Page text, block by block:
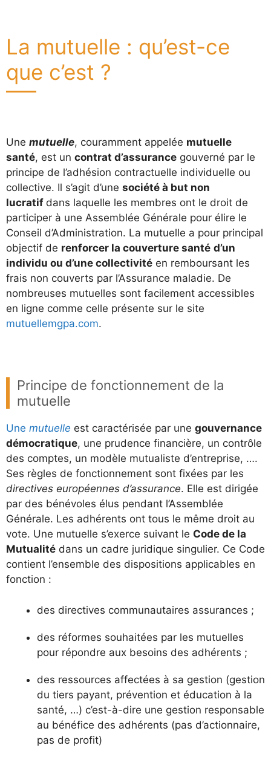
La mutuelle : qu’est-ce
que c’est ?
Une mutuelle, couramment appelée mutuelle
santé, est un contrat d’assurance gouverné par le
principe de l’adhésion contractuelle individuelle ou
collective. Il s’agit d’une société à but non
lucratif dans laquelle les membres ont le droit de
participer à une Assemblée Générale pour élire le
Conseil d’Administration. La mutuelle a pour principal
objectif de renforcer la couverture santé d’un
individu ou d’une collectivité en remboursant les
frais non couverts par l’Assurance maladie. De
nombreuses mutuelles sont facilement accessibles
en ligne comme celle présente sur le site
mutuellemgpa.com.
Principe de fonctionnement de la
mutuelle
Une mutuelle est caractérisée par une gouvernance
démocratique, une prudence financière, un contrôle
des comptes, un modèle mutualiste d’entreprise, ….
Ses règles de fonctionnement sont fixées par les
directives européennes d’assurance. Elle est dirigée
par des bénévoles élus pendant l’Assemblée
Générale. Les adhérents ont tous le même droit au
vote. Une mutuelle s’exerce suivant le Code de la
Mutualité dans un cadre juridique singulier. Ce Code
contient l’ensemble des dispositions applicables en
fonction :
des directives communautaires assurances ;
des réformes souhaitées par les mutuelles
pour répondre aux besoins des adhérents ;
des ressources affectées à sa gestion (gestion
du tiers payant, prévention et éducation à la
santé, …) c’est-à-dire une gestion responsable
au bénéfice des adhérents (pas d’actionnaire,
pas de profit)